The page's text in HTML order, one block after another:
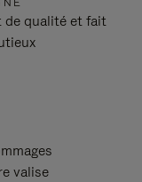
de qualité et fait
valise